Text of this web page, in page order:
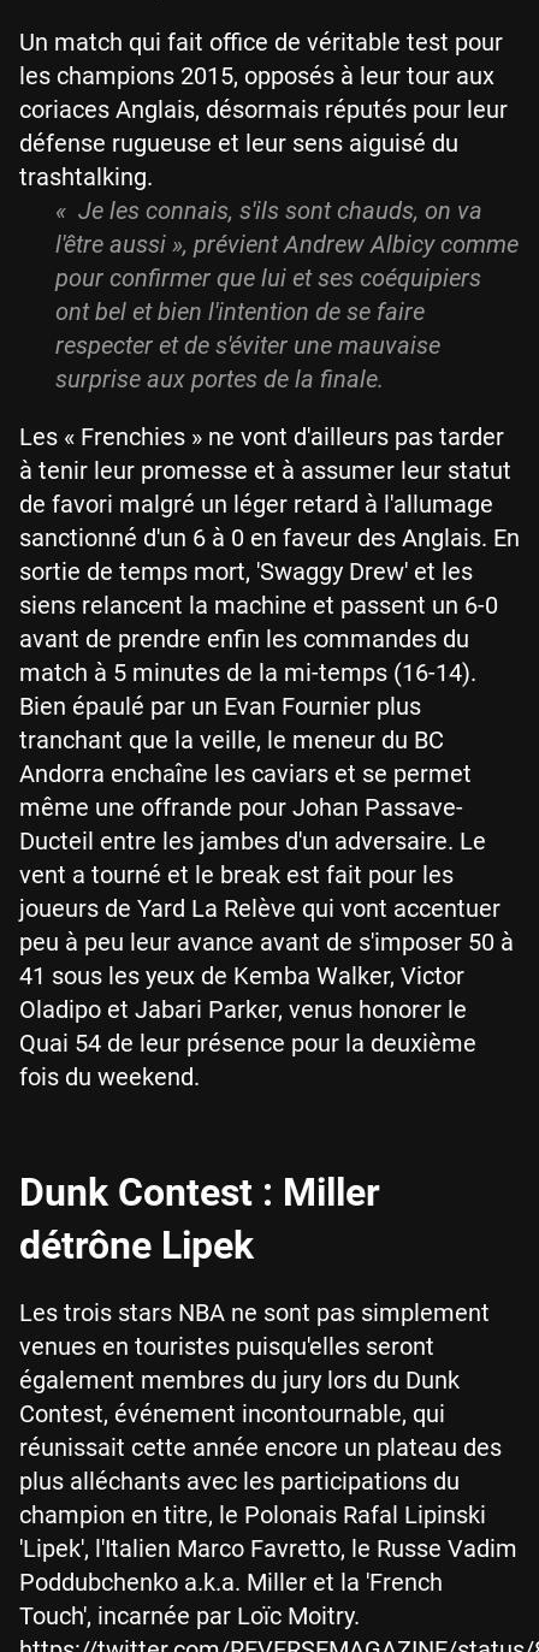
Un match qui fait office de véritable test pour
les champions 2015, opposés à leur tour aux
coriaces Anglais, désormais réputés pour leur
défense rugueuse et leur sens aiguisé du
trashtalking.
« Je les connais, s'ils sont chauds, on va
l'être aussi », prévient Andrew Albicy comme
pour confirmer que lui et ses coéquipiers
ont bel et bien l'intention de se faire
respecter et de s'éviter une mauvaise
surprise aux portes de la finale.
Les « Frenchies » ne vont d'ailleurs pas tarder
à tenir leur promesse et à assumer leur statut
de favori malgré un léger retard à l'allumage
sanctionné d'un 6 à 0 en faveur des Anglais. En
sortie de temps mort, 'Swaggy Drew' et les
siens relancent la machine et passent un 6-0
avant de prendre enfin les commandes du
match à 5 minutes de la mi-temps (16-14).
Bien épaulé par un Evan Fournier plus
tranchant que la veille, le meneur du BC
Andorra enchaîne les caviars et se permet
même une offrande pour Johan Passave-
Ducteil entre les jambes d'un adversaire. Le
vent a tourné et le break est fait pour les
joueurs de Yard La Relève qui vont accentuer
peu à peu leur avance avant de s'imposer 50 à
41 sous les yeux de Kemba Walker, Victor
Oladipo et Jabari Parker, venus honorer le
Quai 54 de leur présence pour la deuxième
fois du weekend.
Dunk Contest : Miller
détrône Lipek
Les trois stars NBA ne sont pas simplement
venues en touristes puisqu'elles seront
également membres du jury lors du Dunk
Contest, événement incontournable, qui
réunissait cette année encore un plateau des
plus alléchants avec les participations du
champion en titre, le Polonais Rafal Lipinski
'Lipek', l'Italien Marco Favretto, le Russe Vadim
Poddubchenko a.k.a. Miller et la 'French
Touch', incarnée par Loïc Moitry.